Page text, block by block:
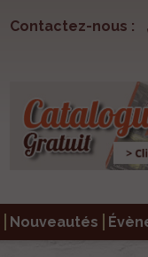
Contactez-nous :
Nouveautés